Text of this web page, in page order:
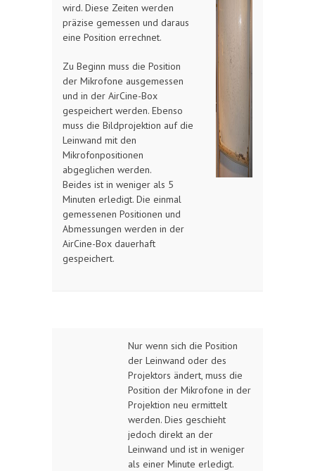
wird. Diese Zeiten werden
präzise gemessen und daraus
eine Position errechnet.
Zu Beginn muss die Position
der Mikrofone ausgemessen
und in der AirCine-Box
gespeichert werden. Ebenso
muss die Bildprojektion auf die
Leinwand mit den
Mikrofonpositionen
abgeglichen werden.
Beides ist in weniger als 5
Minuten erledigt. Die einmal
gemessenen Positionen und
Abmessungen werden in der
AirCine-Box dauerhaft
gespeichert.
Nur wenn sich die Position
der Leinwand oder des
Projektors ändert, muss die
Position der Mikrofone in der
Projektion neu ermittelt
werden. Dies geschieht
jedoch direkt an der
Leinwand und ist in weniger
als einer Minute erledigt.